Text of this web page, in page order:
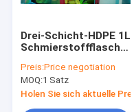
Drei-Schicht-HDPE 1L
Schmierstoffflasche
Maschine
Preis:Price negotiation
MOQ:1 Satz
Holen Sie sich aktuelle Preis